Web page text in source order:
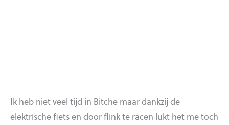
Ik heb niet veel tijd in Bitche maar dankzij de
elektrische fiets en door flink te racen lukt het me toch